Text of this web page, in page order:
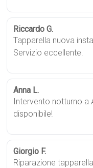
Riccardo G.
Tapparella nuova
Servizio eccellente.
Anna L.
Intervento notturno a
disponibile!
Giorgio F.
Riparazione